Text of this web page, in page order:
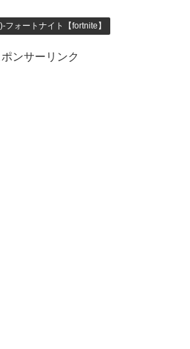
ォートナイト【fortnite】
ンサーリンク